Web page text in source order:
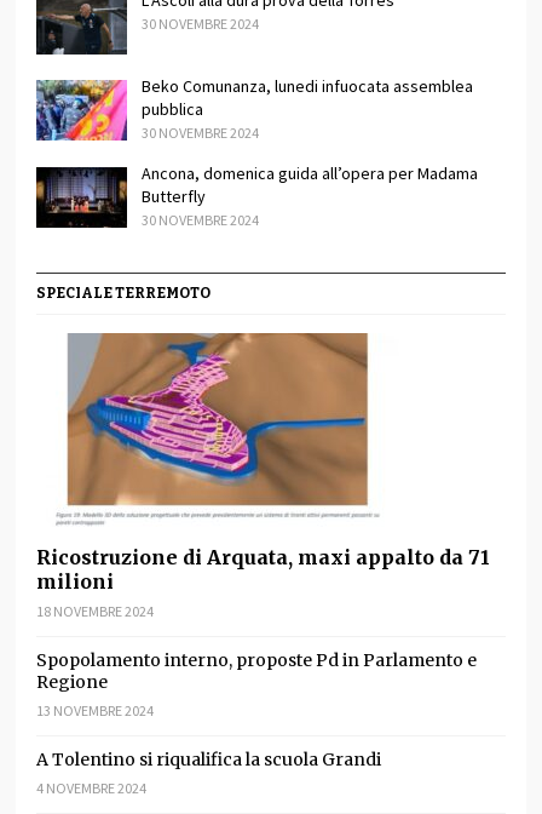
30 NOVEMBRE 2024
Beko Comunanza, lunedi infuocata assemblea
pubblica
30 NOVEMBRE 2024
Ancona, domenica guida all’opera per Madama
Butterfly
30 NOVEMBRE 2024
SPECIALE TERREMOTO
Ricostruzione di Arquata, maxi appalto da 71
milioni
18 NOVEMBRE 2024
Spopolamento interno, proposte Pd in Parlamento e
Regione
13 NOVEMBRE 2024
A Tolentino si riqualifica la scuola Grandi
4 NOVEMBRE 2024